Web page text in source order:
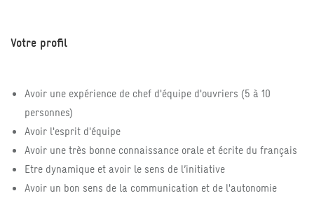
Votre profil
Avoir une expérience de chef d'équipe d'ouvriers (5 à 10
personnes)
Avoir l'esprit d'équipe
Avoir une très bonne connaissance orale et écrite du français
Etre dynamique et avoir le sens de l’initiative
Avoir un bon sens de la communication et de l'autonomie